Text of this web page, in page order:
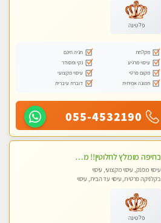
טנטרה, עיסוי מגבר לגבר, עיסוי מגבר
לאישה
פלטינה
מקלחת
חניה חינם
עיסוי מרגיע
נקי ומסודר
מקום פרטי
עיסוי מקצועי
תמונה אמיתית
דוברת עיברית
055-4532190
בחיפה מומלץ לחלוטין!! מעסה יפה איכותית מקצועית ומפנקת מאוד פרטי מומלץ בחום.עיסוי מפנק מאוווד.
עיסוי מפנק, עיסוי מקצועי, עיסוי
בקלניקה פרטית, עיסוי עד הבית, עיסוי
פלטינה